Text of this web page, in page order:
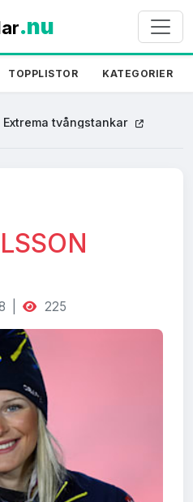
.nu
TOPPLISTOR KATEGORIER
Extrema tvångstankar
| 225